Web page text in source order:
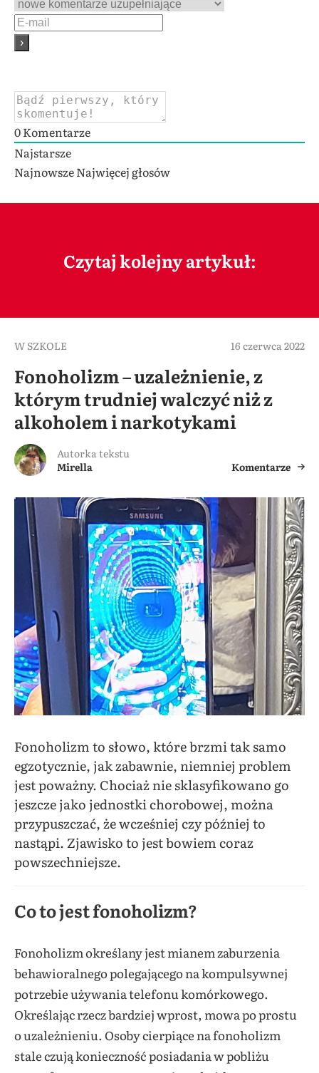
0Komentarze
Najstarsze
NajnowszeNajwięcej głosów
Czytaj kolejny artykuł:
W SZKOLE 16 czerwca 2022
Fonoholizm – uzależnienie, z
którym trudniej walczyć niż z
alkoholem i narkotykami
Autorka tekstu
Mirella
Komentarze
Fonoholizm to słowo, które brzmi tak samo
egzotycznie, jak zabawnie, niemniej problem
jest poważny. Chociaż nie sklasyfikowano go
jeszcze jako jednostki chorobowej, można
przypuszczać, że wcześniej czy później to
nastąpi. Zjawisko to jest bowiem coraz
powszechniejsze.
Co to jest fonoholizm?
Fonoholizm określany jest mianem zaburzenia
behawioralnego polegającego na kompulsywnej
potrzebie używania telefonu komórkowego.
Określając rzecz bardziej wprost, mowa po prostu
o uzależnieniu. Osoby cierpiące na fonoholizm
stale czują konieczność posiadania w pobliżu